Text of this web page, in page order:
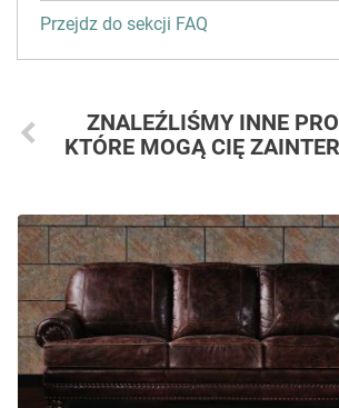
Przejdz do sekcji FAQ
ZNALEŹLIŚMY INNE
KTÓRE MOGĄ CIĘ